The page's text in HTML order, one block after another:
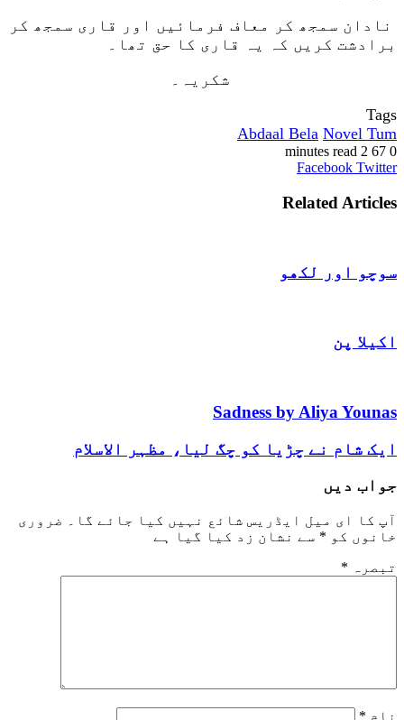
نادان سمجھ کر معاف فرمائیں اور قاری سمجھ کر
برادشت کریں کہ یہ قاری کا حق تھا۔
شکریہ۔
Tags
Abdaal Bela Novel Tum
0
2 minutes read
Facebook Twitter
LinkedIn
Tumblr
Pinterest
Reddit
VKontakte
Share
Email
Print
Related Articles
سوچو اور لکھو
اکیلا پن
Sadness by Aliya Younas
ایک شام نے چڑیا کو چگ لیا، مظہر الاسلام
جواب دیں
آپ کا ای میل ایڈریس شائع نہیں کیا جائے گا۔
ضروری
خانوں کو * سے نشان زد کیا گیا ہے
تبصرہ *
نام *